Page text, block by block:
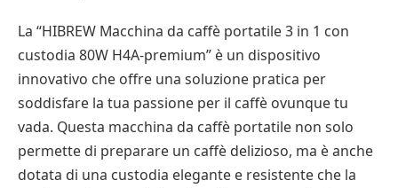
La “HIBREW Macchina da caffè portatile 3 in 1 con
custodia 80W H4A-premium” è un dispositivo
innovativo che offre una soluzione pratica per
soddisfare la tua passione per il caffè ovunque tu
vada. Questa macchina da caffè portatile non solo
permette di preparare un caffè delizioso, ma è anche
dotata di una custodia elegante e resistente che la